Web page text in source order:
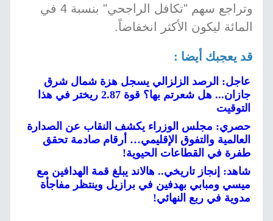
وتراجع سهم "تكافل الراجحي" بنسبة 4 في
المائة ليكون الأكثر انخفاضاً.
قد يعجبك أيضا :
عاجل: الرصد الزلزالي يسجل هزة شمال شرق
جازان... هل شعرتم بها؟ قوة 2.87 ريختر في هذا
التوقيت
حصري: مجلس الوزراء يكشف النقاب عن الصدارة
العالمية والتفوق الإقليمي… أرقام صادمة تحقق
طفرة في القطاعات الحيوية!
شاهد: إنجاز تاريخي.. هالاند يبلغ قمة الهدافين مع
ميسي ومبابي بهدفين في برازيل وينتظر مفاجأة
مدوية في ربع النهائي!